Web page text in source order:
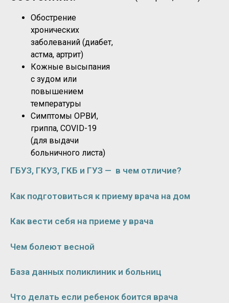
Обострение
хронических
заболеваний (диабет,
астма, артрит)
Кожные высыпания
с зудом или
повышением
температуры
Симптомы ОРВИ,
гриппа, COVID-19
(для выдачи
больничного листа)
ГБУЗ, ГКУЗ, ГКБ и ГУЗ — в чем отличие?
Как подготовиться к приему врача на дом
Как вести себя на приеме у врача
Чем болеют весной
База данных поликлиник и больниц
Что делать если ребенок боится врача